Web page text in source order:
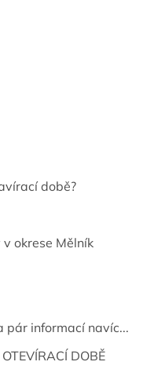
době?
okrese Mělník
pár informací navíc...
DOBĚ